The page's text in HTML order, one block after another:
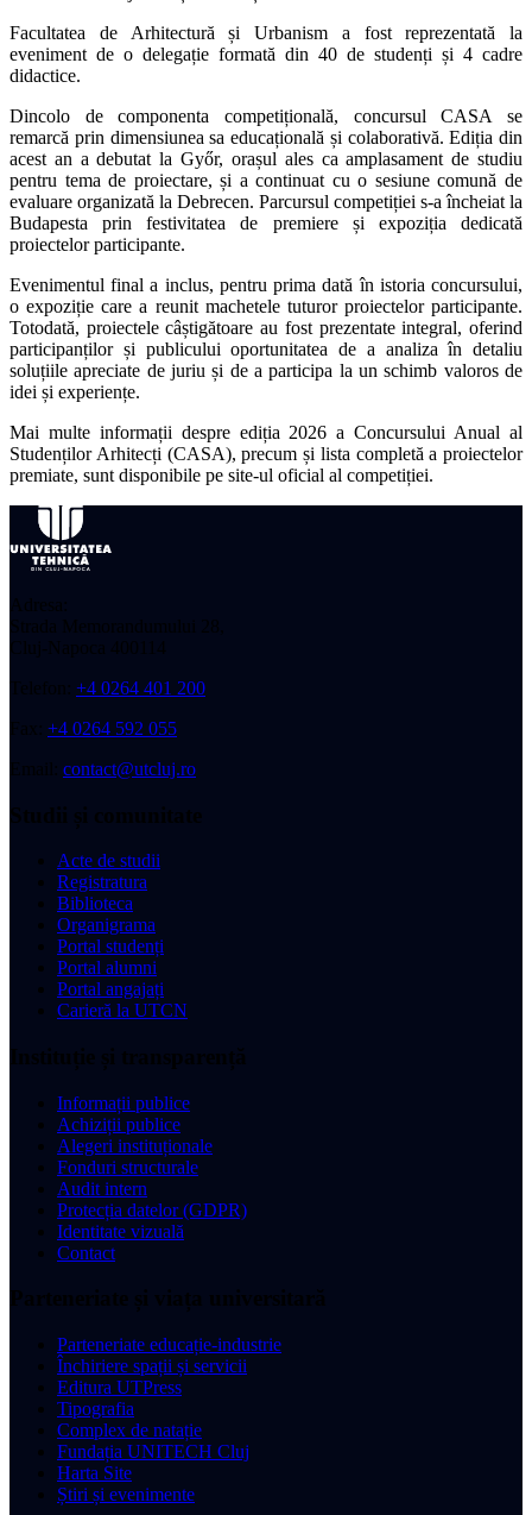
Facultatea de Arhitectură și Urbanism a fost reprezentată la
eveniment de o delegație formată din 40 de studenți și 4 cadre
didactice.
Dincolo de componenta competițională, concursulCASA se
remarcă prin dimensiunea sa educațională și colaborativă. Ediția din
acest an a debutat la Győr, orașul ales ca amplasament de studiu
pentru tema de proiectare, și a continuat cu o sesiune comună de
evaluare organizată la Debrecen. Parcursul competiției s-a încheiat la
Budapesta prin festivitatea de premiere și expoziția dedicată
proiectelor participante.
Evenimentul final a inclus, pentru prima dată în istoria concursului,
o expoziție care a reunit machetele tuturor proiectelor participante.
Totodată, proiectele câștigătoare au fost prezentate integral, oferind
participanților și publicului oportunitatea de a analiza în detaliu
soluțiile apreciate de juriu și de a participa la un schimb valoros de
idei și experiențe.
Mai multe informații despre ediția 2026 a Concursului Anual al
Studenților Arhitecți (CASA), precum și lista completă a proiectelor
premiate, sunt disponibile pe site-ul oficial al competiției.
+4 0264 401 200
+4 0264 592 055
contact@utcluj.ro
Acte de studii
Registratura
Biblioteca
Organigrama
Portal studenți
Portal alumni
Portal angajați
Carieră la UTCN
Informații publice
Achiziții publice
Alegeri instituționale
Fonduri structurale
Audit intern
Protecția datelor (GDPR)
Identitate vizuală
Contact
Parteneriate educație-industrie
Închiriere spații și servicii
Editura UTPress
Tipografia
Complex de natație
Fundația UNITECH Cluj
Harta Site
Știri și evenimente